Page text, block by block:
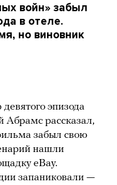
войн» забыл
в отеле.
но виновник
эпизода
рассказал,
забыл свою
нашли
eBay.
запаниковали —